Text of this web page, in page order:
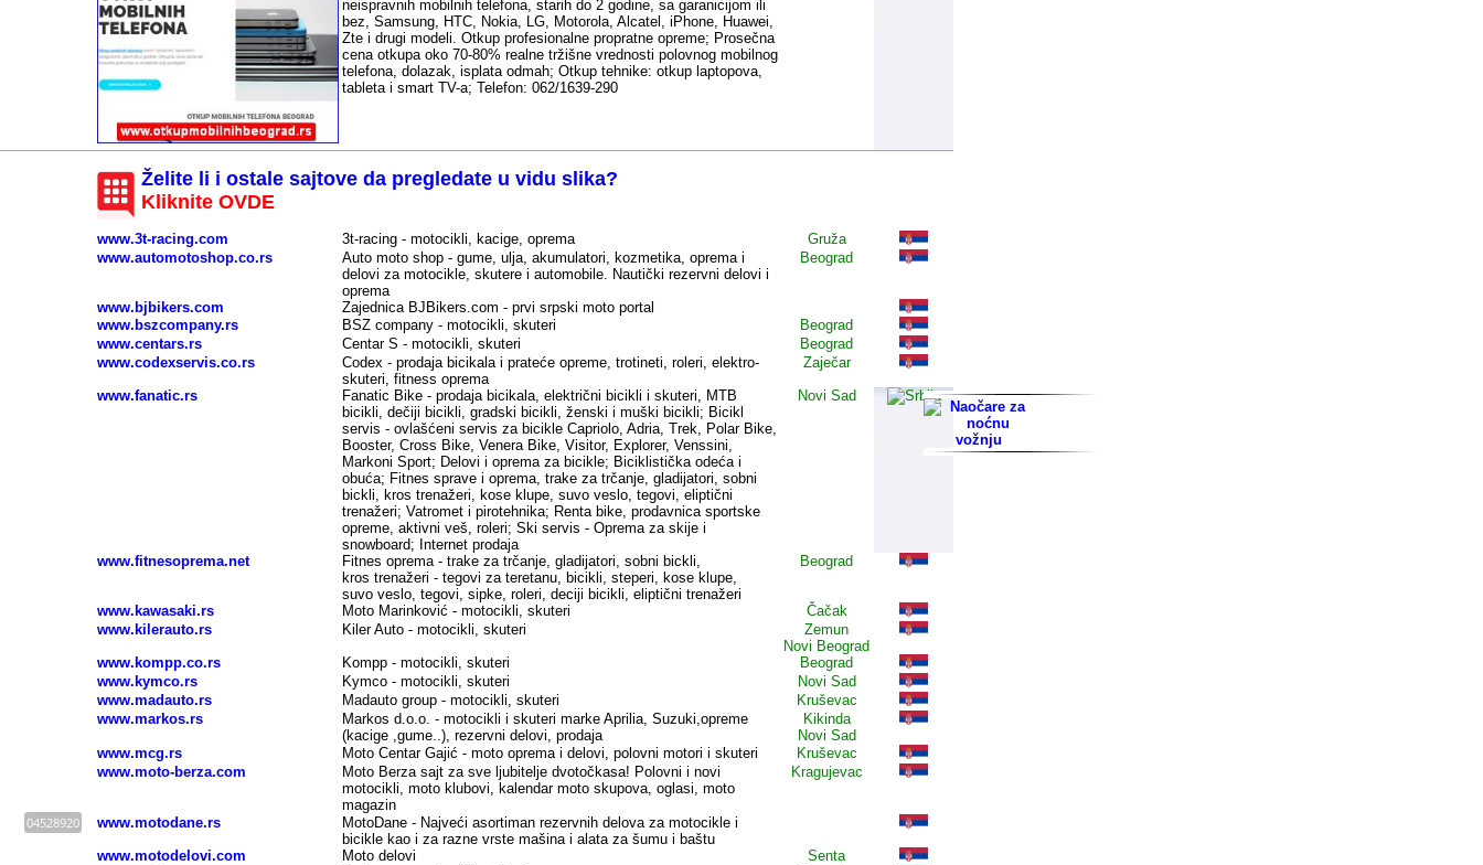
neispravnih mobilnih telefona, starih do 2 godine, sa garanicijom ili
bez, Samsung, HTC, Nokia, LG, Motorola, Alcatel, iPhone, Huawei,
Zte i drugi modeli. Otkup profesionalne propratne opreme; Prosečna
cena otkupa oko 70-80% realne tržišne vrednosti polovnog mobilnog
telefona, dolazak, isplata odmah; Otkup tehnike: otkup laptopova,
tableta i smart TV-a; Telefon: 062/1639-290
Želite li i ostale sajtove da pregledate u vidu slika?
Kliknite OVDE
www.3t-racing.com 3t-racing - motocikli, kacige, oprema
Gruža
www.automotoshop.co.rs
Auto moto shop - gume, ulja, akumulatori, kozmetika, oprema i
delovi za motocikle, skutere i automobile. Nautički rezervni delovi i
oprema
Beograd
www.bjbikers.com Zajednica BJBikers.com - prvi srpski moto portal
www.bszcompany.rs
BSZ company - motocikli, skuteri
Beograd
www.centars.rs
Centar S - motocikli, skuteri
Beograd
www.codexservis.co.rs
Codex - prodaja bicikala i prateće opreme, trotineti, roleri, elektro-
skuteri, fitness oprema
Zaječar
www.fanatic.rs
Fanatic Bike - prodaja bicikala, električni bicikli i skuteri, MTB
bicikli, dečiji bicikli, gradski bicikli, ženski i muški bicikli; Bicikl
servis - ovlašćeni servis za bicikle Capriolo, Adria, Trek, Polar Bike,
Booster, Cross Bike, Venera Bike, Visitor, Explorer, Venssini,
Markoni Sport; Delovi i oprema za bicikle; Biciklistička odeća i
obuća; Fitnes sprave i oprema, trake za trčanje, gladijatori, sobni
bickli, kros trenažeri, kose klupe, suvo veslo, tegovi, eliptični
trenažeri; Vatromet i pirotehnika; Renta bike, prodavnica sportske
opreme, aktivni veš, roleri; Ski servis - Oprema za skije i
snowboard; Internet prodaja
Novi Sad
www.fitnesoprema.net
Fitnes oprema - trake za trčanje, gladijatori, sobni bickli,
kros trenažeri - tegovi za teretanu, bicikli, steperi, kose klupe,
suvo veslo, tegovi, sipke, roleri, deciji bicikli, eliptični trenažeri
Beograd
www.kawasaki.rs Moto Marinković - motocikli, skuteri
Čačak
www.kilerauto.rs
Kiler Auto - motocikli, skuteri
Zemun
Novi Beograd
www.kompp.co.rs
Kompp - motocikli, skuteri
Beograd
www.kymco.rs
Kymco - motocikli, skuteri
Novi Sad
www.madauto.rs
Madauto group - motocikli, skuteri
Kruševac
www.markos.rs
Markos d.o.o. - motocikli i skuteri marke Aprilia, Suzuki,opreme
(kacige ,gume..), rezervni delovi, prodaja
Kikinda
Novi Sad
www.mcg.rs
Moto Centar Gajić - moto oprema i delovi, polovni motori i skuteri
Kruševac
www.moto-berza.com
Moto Berza sajt za sve ljubitelje dvotočkasa! Polovni i novi
motocikli, moto klubovi, kalendar moto skupova, oglasi, moto
magazin
Kragujevac
04528920 www.motodane.rs
MotoDane - Najveći asortiman rezervnih delova za motocikle i
bicikle kao i za razne vrste mašina i alata za šumu i baštu
www.motodelovi.com
Moto delovi
Senta